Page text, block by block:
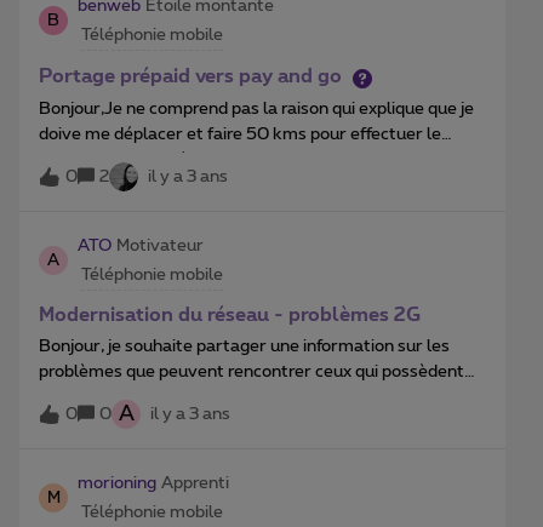
B
benweb Etoile montante
Téléphonie mobile
Portage prépaid vers pay and go
Bonjour,Je ne comprend pas la raison qui explique que je
doive me déplacer et faire 50 kms pour effectuer le
portage de 2 numéros vers pay and go ?Une autre
solution ? MerciBen
0 2 il y a 3 ans
A
ATO Motivateur
Téléphonie mobile
Modernisation du réseau - problèmes 2G
Bonjour, je souhaite partager une information sur les
problèmes que peuvent rencontrer ceux qui possèdent
un simple GSM classique, qui ne fonctionne qu’en 2G.Suite
à la modernisation du réseau dans le quartier (qui
Huawei par du Nokia), plusieurs voisins se sont plaints
que leur communications ne fonctionnaient plus que dans
0 0 A il y a 3 ans
M
morioning Apprenti
Téléphonie mobile